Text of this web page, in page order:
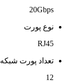
20Gbps
نوع پورت
RJ45
تعداد پورت شبکه
12